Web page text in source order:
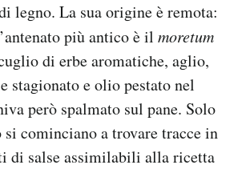
legno. La sua origine è remota:
più antico è il moretum
di erbe aromatiche, aglio,
stagionato e olio pestato nel
però spalmato sul pane. Solo
si cominciano a trovare tracce in
di salse assimilabili alla ricetta